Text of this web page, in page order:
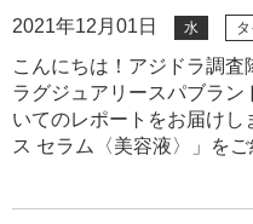
2021年12月01日 水
こんにちは！アジドラ調
ラグジュアリースパブラ
いてのレポートをお届け
ス セラム〈美容液〉」をご